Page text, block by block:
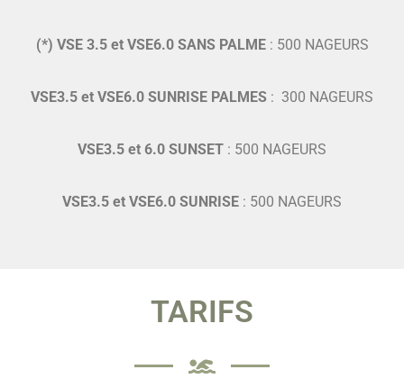
(*) VSE 3.5 et VSE6.0 SANS PALME: 500 NAGEURS
VSE3.5 et VSE6.0 SUNRISE PALMES : 300 NAGEURS
VSE3.5 et 6.0 SUNSET : 500 NAGEURS
VSE3.5 et VSE6.0 SUNRISE : 500 NAGEURS
TARIFS